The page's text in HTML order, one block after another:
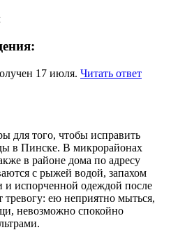
17 июля. Читать ответ
для того, чтобы исправить
в Пинске. В микрорайонах
в районе дома по адресу
с рыжей водой, запахом
и испорченной одеждой после
тревогу: ею неприятно мыться,
невозможно спокойно